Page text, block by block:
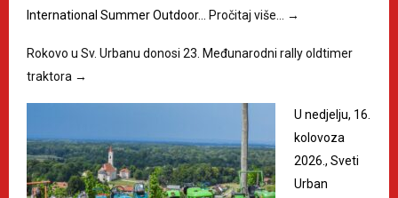
International Summer Outdoor…
Pročitaj više… →
Rokovo u Sv. Urbanu donosi 23. Međunarodni rally oldtimer
traktora →
U nedjelju, 16.
kolovoza
2026., Sveti
Urban